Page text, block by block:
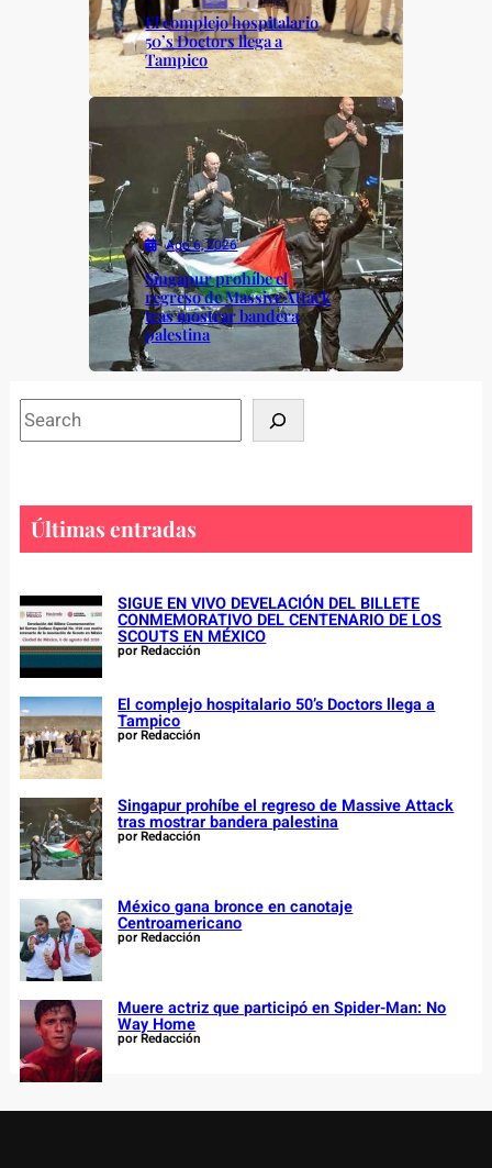
El complejo hospitalario
50’s Doctors llega a
Tampico
Ago 6, 2026
Singapur prohíbe el
regreso de Massive Attack
tras mostrar bandera
palestina
S
e
h
Últimas entradas
SIGUE EN VIVO DEVELACIÓN DEL BILLETE
CONMEMORATIVO DEL CENTENARIO DE LOS
SCOUTS EN MÉXICO
por Redacción
El complejo hospitalario 50’s Doctors llega a
Tampico
por Redacción
Singapur prohíbe el regreso de Massive Attack
tras mostrar bandera palestina
por Redacción
México gana bronce en canotaje
Centroamericano
por Redacción
Muere actriz que participó en Spider-Man: No
Way Home
por Redacción